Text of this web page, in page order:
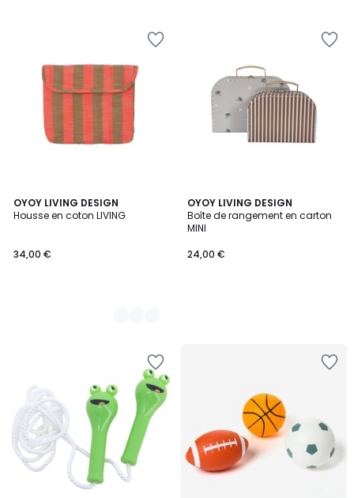
OYOY LIVING DESIGN
Housse en coton LIVING
34,00 €
2
Couleurs
OYOY LIVING DESIGN
Boîte de rangement en carton
MINI
24,00 €